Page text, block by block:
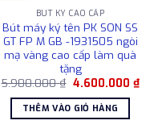
BÚT KÝ CAO CẤP
Bút máy ký tên PK SON SS
GT FP M GB -1931505 ngòi
mạ vàng cao cấp làm quà
tặng
5.900.000₫ Giá
là:
5.900.000 ₫.
4.600.000 ₫Giá
hiện
THÊM VÀO GIỎ HÀNG